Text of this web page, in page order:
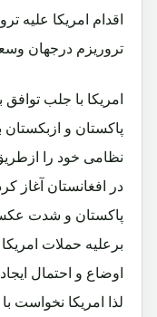
اقدام امریکا علیه
تروریزم درجهان
امریکا با جلب
نظامی خود را
در افغانستان آغاز
پاکستان و شدت عکس
برعلیه حملات
اوضاع و احتمال
لذا امریکا نخواست